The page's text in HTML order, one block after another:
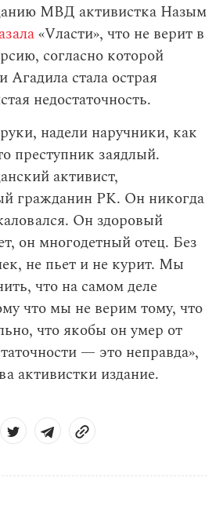
МВД активистка Назым
«Vласти», что не верит в
согласно которой
Агадила стала острая
недостаточность.
надели наручники, как
преступник заядлый.
активист,
гражданин РК. Он никогда
Он здоровый
он многодетный отец. Без
не пьет и не курит. Мы
что на самом деле
что мы не верим тому, что
что якобы он умер от
— это неправда»,
активистки издание.